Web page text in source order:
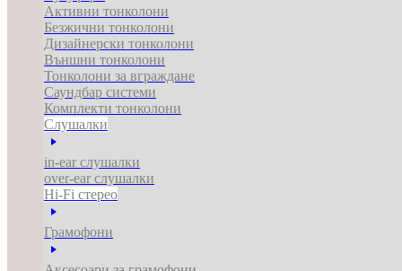
Активни тонколони
Безжични тонколони
Дизайнерски тонколони
Външни тонколони
Тонколони за вграждане
Саундбар системи
Комплекти тонколони
Слушалки
in-ear слушалки
over-ear слушалки
Hi-Fi стерео
Грамофони